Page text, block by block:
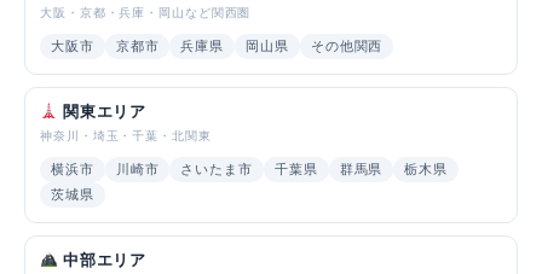
大阪・京都・兵庫・岡山など関西圏
大阪市 京都市 兵庫県 岡山県 その他関西
関東エリア
神奈川・埼玉・千葉・北関東
横浜市 川崎市 さいたま市 千葉県 群馬県
栃木県
茨城県
中部エリア